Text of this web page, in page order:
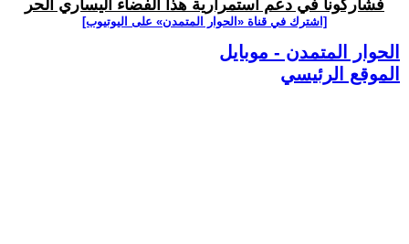
فشاركونا في دعم استمرارية هذا الفضاء اليساري الحر
[اشترك في قناة ‫«الحوار المتمدن» على اليوتيوب]
الحوار المتمدن - موبايل
الموقع الرئيسي